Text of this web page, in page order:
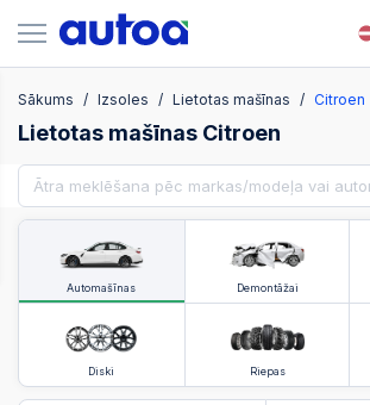
Sākums Izsoles Lietotas mašīnas Citroen
Lietotas mašīnas Citroen
Automašīnas Demontāžai
Diski Riepas